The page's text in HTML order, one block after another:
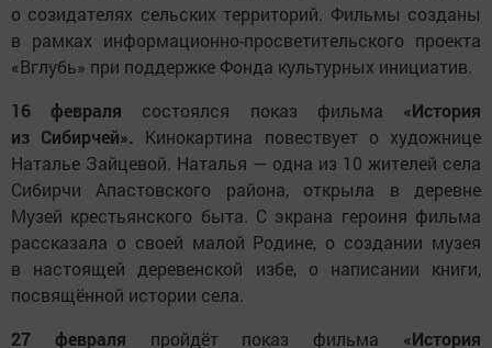
о созидателях сельских территорий. Фильмы созданы
в рамках информационно-просветительского проекта
«Вглубь» при поддержке Фонда культурных инициатив.
16 февраля состоялся показ фильма «История
из Сибирчей». Кинокартина повествует о художнице
Наталье Зайцевой. Наталья — одна из 10 жителей села
Сибирчи Апастовского района, открыла в деревне
Музей крестьянского быта. С экрана героиня фильма
рассказала о своей малой Родине, о создании музея
в настоящей деревенской избе, о написании книги,
посвящённой истории села.
27 февраля пройдёт показ фильма «История